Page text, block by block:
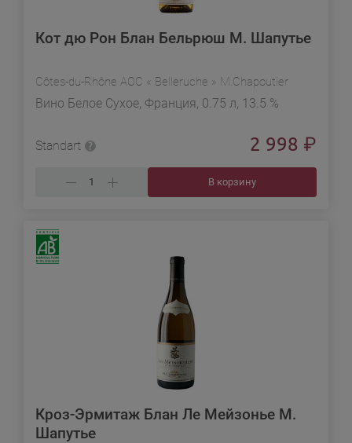
Кот дю Рон Блан Бельрюш М. Шапутье
Côtes-du-Rhône AOC « Belleruche » M.Chapoutier
Вино Белое Сухое, Франция, 0.75 л, 13.5 %
Standart 2 998 ₽
В корзину
Кроз-Эрмитаж Блан Ле Мейзонье М.
Шапутье